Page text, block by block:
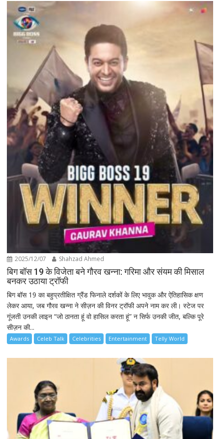
2025/12/07 Shahzad Ahmed
बिग बॉस 19 के विजेता बने गौरव खन्ना: गरिमा और संयम की मिसाल
बनकर उठाया ट्रॉफी
बिग बॉस 19 का बहुप्रतीक्षित ग्रैंड फिनाले दर्शकों के लिए भावुक और ऐतिहासिक क्षण
लेकर आया, जब गौरव खन्ना ने सीज़न की विनर ट्रॉफी अपने नाम कर ली। स्टेज पर
गूंजती उनकी लाइन “जो ठानता हूं वो हासिल करता हूं” न सिर्फ उनकी जीत, बल्कि पूरे
सीज़न की...
Awards Celeb Talk Celebrities Entertainment Telly World